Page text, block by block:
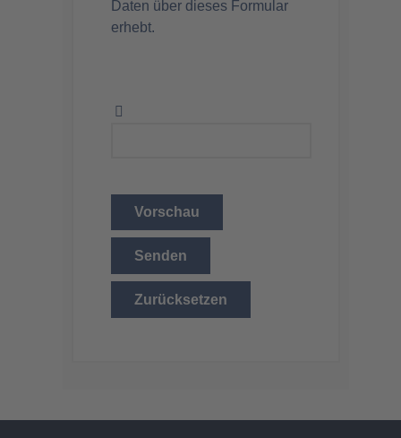
Daten über dieses Formular
erhebt.
Vorschau
Senden
Zurücksetzen